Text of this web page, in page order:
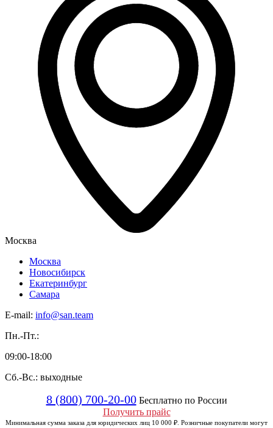
Москва
Москва
Новосибирск
Екатеринбург
Самара
E-mail: info@san.team
Пн.-Пт.:
09:00-18:00
Сб.-Вс.: выходные
8 (800) 700-20-00 Бесплатно по России
Получить прайс
Минимальная сумма заказа для юридических лиц 10 000 ₽. Розничные покупатели могут